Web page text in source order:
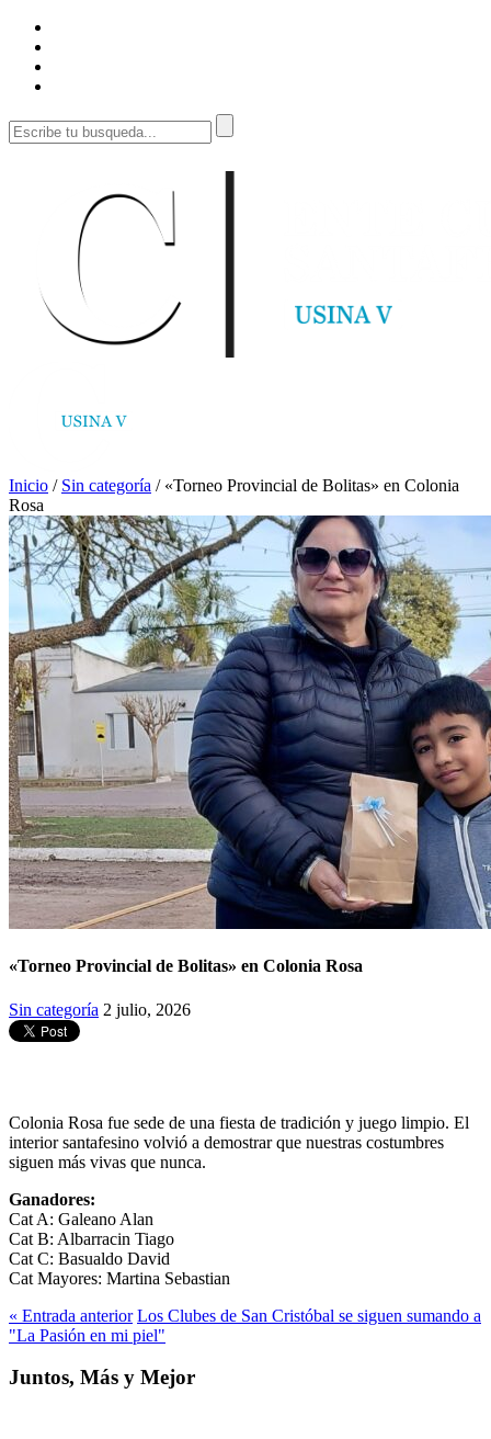
Inicio / Sin categoría / «Torneo Provincial de Bolitas» en Colonia
Rosa
«Torneo Provincial de Bolitas» en Colonia Rosa
Sin categoría 2 julio, 2026
Colonia Rosa fue sede de una fiesta de tradición y juego limpio. El
interior santafesino volvió a demostrar que nuestras costumbres
siguen más vivas que nunca.
Ganadores:
Cat A: Galeano Alan
Cat B: Albarracin Tiago
Cat C: Basualdo David
Cat Mayores: Martina Sebastian
« Entrada anterior Los Clubes de San Cristóbal se siguen sumando a
"La Pasión en mi piel"
Juntos, Más y Mejor